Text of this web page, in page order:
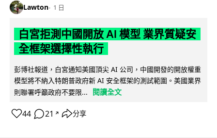
Lawton 1 日
白宮拒測中國開放 AI 模型 業界質疑安
全框架選擇性執行
彭博社報道，白宮通知美國頂尖 AI 公司，中國開發的開放權重
模型將不納入特朗普政府新 AI 安全框架的測試範圍。美國業界
則聯署呼籲政府不要限...
閱讀全文
44 21 ↗ 分享